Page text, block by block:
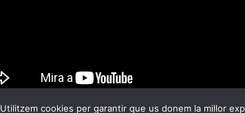
Utilitzem cookies per garantir que us donem la millor